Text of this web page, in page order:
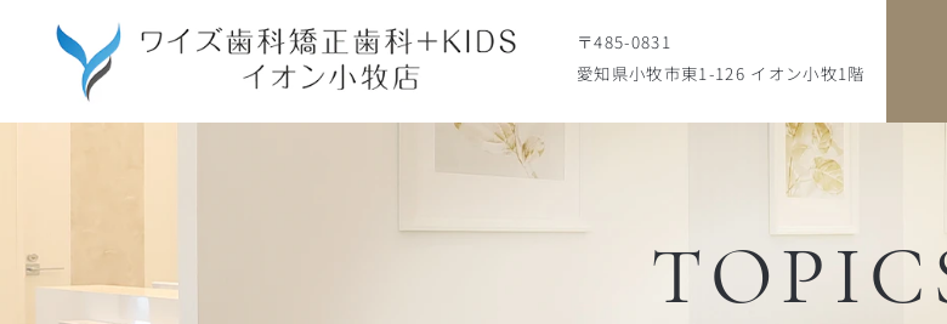
〒485-0831
愛知県小牧市東1-126 イオン小牧1階